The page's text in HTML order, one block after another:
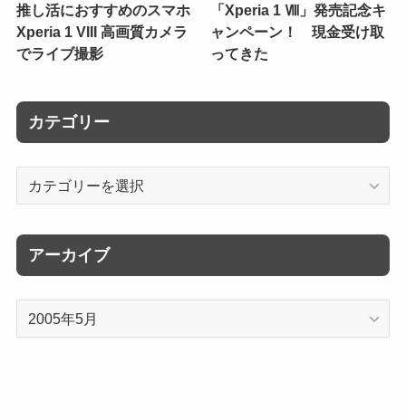
推し活におすすめのスマホ
Xperia 1 VIII 高画質カメラ
でライブ撮影
「Xperia 1 Ⅷ」発売記念キ
ャンペーン！ 現金受け取
ってきた
カテゴリー
リ
ー
アーカイブ